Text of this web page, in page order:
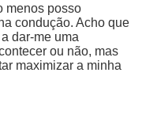
menos posso
condução. Acho que
dar-me uma
ou não, mas
maximizar a minha